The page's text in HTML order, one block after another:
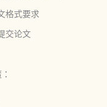
格式要求
交论文